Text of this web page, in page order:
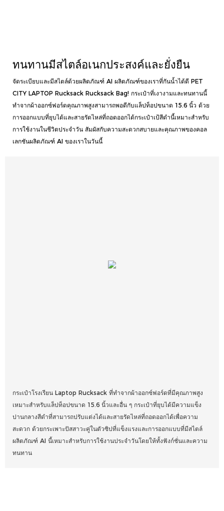
ทนทานมีสไตล์อเนกประสงค์และยั่งยืน
จัดระเบียบและมีสไตล์ด้วยผลิตภัณฑ์ AI ผลิตภัณฑ์ของเราที่กันน้ำได้ดี PET
CITY LAPTOP Rucksack Rucksack Bag! กระเป๋าที่เงางามและทนทานนี้
ทำจากผ้าออกซ์ฟอร์ดคุณภาพสูงสามารถพอดีกับแล็ปท็อปขนาด 15.6 นิ้ว ด้วย
การออกแบบที่ยุบได้และสายรัดไหล่ที่ถอดออกได้กระเป๋าเป้สีดำนี้เหมาะสำหรับ
การใช้งานในชีวิตประจำวัน สัมผัสกับความสะดวกสบายและคุณภาพของคอล
เลกชันผลิตภัณฑ์ AI ของเราในวันนี้
กระเป๋าโรงเรียน Laptop Rucksack ที่ทำจากผ้าออกซ์ฟอร์ดที่มีคุณภาพสูง
เหมาะสำหรับแล็ปท็อปขนาด 15.6 นิ้วและอื่น ๆ กระเป๋าที่ยุบได้มีความแข็ง
ปานกลางสีดำที่สามารถปรับแต่งได้และสายรัดไหล่ที่ถอดออกได้เพื่อความ
สะดวก ด้วยกระเพาะปัสสาวะคู่ในตัวซิปที่แข็งแรงและการออกแบบที่มีสไตล์
ผลิตภัณฑ์ AI นี้เหมาะสำหรับการใช้งานประจำวันโดยให้ทั้งฟังก์ชั่นและความ
ทนทาน